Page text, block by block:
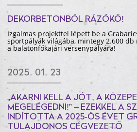
DEKORBETONBÓL RÁZÓKŐ!
Izgalmas projekttel lépett be a
sportpályák világába, mintegy 2.600
a balatonfőkajári versenypályára!
2025. 01. 23
„AKARNI KELL A JÓT, A
MEGELÉGEDNI!” – EZEKKEL A
INDÍTOTTA A 2025-ÖS ÉVET
TULAJDONOS CÉGVEZETŐ